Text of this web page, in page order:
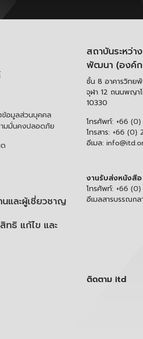
ข้อมูลส่วนบุคคล
ามมั่นคงปลอดภัย
และผู้เชี่ยวชาญ
ทธิ แก้ไข และ
สถาบันระหว่า
พัฒนา (องค์ก
ชั้น 8 อาคารวิทย
จุฬา 12 ถนนพญา
10330
โทรศัพท์: +66
โทรสาร: +66 (0)
อีเมล:
งานรับส่งหนังสื
โทรศัพท์: +66
อีเมลสารบรรณกล
ติดตาม itd